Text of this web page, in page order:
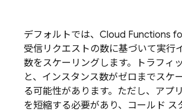
デフォルトでは、 Cloud Functions
受信リクエストの数に基づいて実行
数をスケーリングします。トラフィ
と、インスタンス数がゼロまでスケ
る可能性があります。ただし、アプ
を短縮する必要があり、コールド ス